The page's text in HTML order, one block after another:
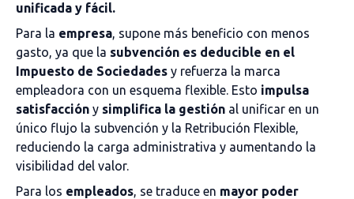
unificada y fácil.
Para la empresa, supone más beneficio con menos
gasto, ya que la subvención es deducible en el
Impuesto de Sociedades y refuerza la marca
empleadora con un esquema flexible. Esto impulsa
satisfacción y simplifica la gestión al unificar en un
único flujo la subvención y la Retribución Flexible,
reduciendo la carga administrativa y aumentando la
visibilidad del valor.
Para los empleados, se traduce en mayor poder